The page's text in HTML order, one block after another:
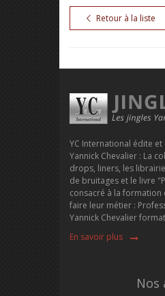
Retour à la liste
YC International édite
Yannick Chevalier : La
drops, liners, les
de bruitages et le livre
consacré à la formation
faire leur métier :
Yannick Chevalier
En savoir plus
Nos